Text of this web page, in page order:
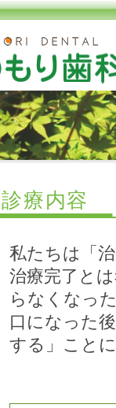
診療内容
私たちは「
治療完了と
らなくなっ
口になった
する」こと